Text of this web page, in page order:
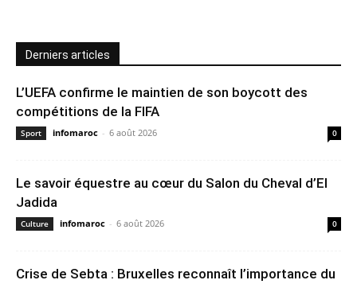
Derniers articles
L’UEFA confirme le maintien de son boycott des
compétitions de la FIFA
Sport infomaroc - 6 août 2026 0
Le savoir équestre au cœur du Salon du Cheval d’El
Jadida
Culture infomaroc - 6 août 2026 0
Crise de Sebta : Bruxelles reconnaît l’importance du